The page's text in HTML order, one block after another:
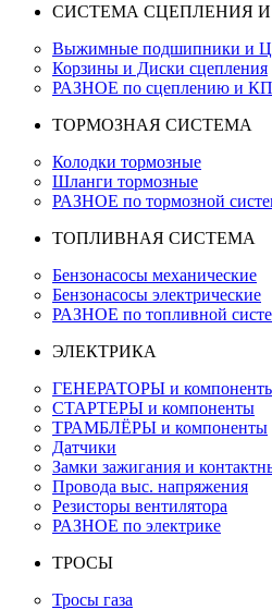
СИСТЕМА СЦЕПЛЕНИЯ
Выжимные подшипники и
Корзины и Диски сцепления
РАЗНОЕ по сцеплению и
ТОРМОЗНАЯ СИСТЕМА
Колодки тормозные
Шланги тормозные
РАЗНОЕ по тормозной
ТОПЛИВНАЯ СИСТЕМА
Бензонасосы механические
Бензонасосы электрические
РАЗНОЕ по топливной
ЭЛЕКТРИКА
ГЕНЕРАТОРЫ и
СТАРТЕРЫ и компоненты
ТРАМБЛЁРЫ и компоненты
Датчики
Замки зажигания и
Провода выс. напряжения
Резисторы вентилятора
РАЗНОЕ по электрике
ТРОСЫ
Тросы газа